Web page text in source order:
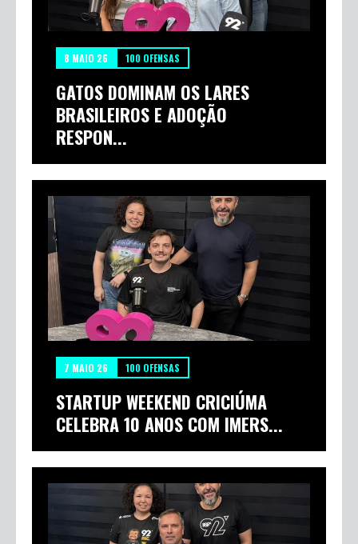
8 MAIO 26 100 OFENSAS
GATOS DOMINAM OS LARES
BRASILEIROS E ADOÇÃO
RESPON...
7 MAIO 26 100 OFENSAS
STARTUP WEEKEND CRICIÚMA
CELEBRA 10 ANOS COM IMERS...